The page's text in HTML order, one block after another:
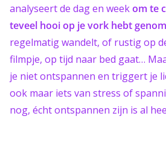
analyseert de dag en weekom te
teveel hooi op je vork hebt
regelmatig wandelt, of rustig op
filmpje, op tijd naar bed gaat…
je niet ontspannen en triggert je
ook maar iets van stress of
nog, écht ontspannen zijn is al